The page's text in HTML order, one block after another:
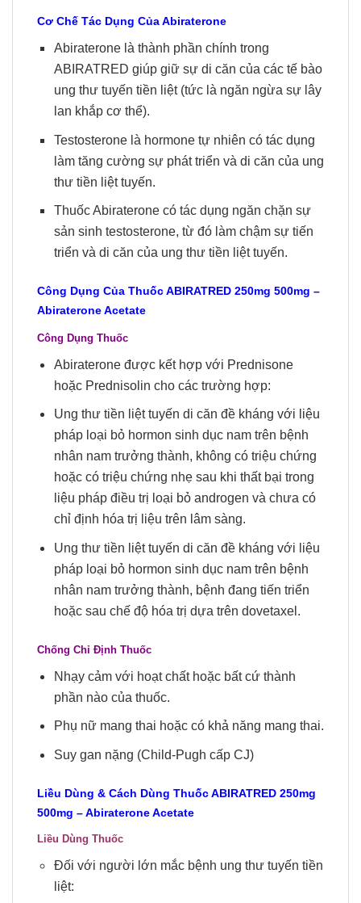
Cơ Chế Tác Dụng Của Abiraterone
Abiraterone là thành phần chính trong
ABIRATRED giúp giữ sự di căn của các tế bào
ung thư tuyến tiền liệt (tức là ngăn ngừa sự lây
lan khắp cơ thể).
Testosterone là hormone tự nhiên có tác dụng
làm tăng cường sự phát triển và di căn của ung
thư tiền liệt tuyến.
Thuốc Abiraterone có tác dụng ngăn chặn sự
sản sinh testosterone, từ đó làm chậm sự tiến
triển và di căn của ung thư tiền liệt tuyến.
Công Dụng Của ThuốcABIRATRED 250mg 500mg –
Abiraterone Acetate
Công Dụng Thuốc
Abiraterone được kết hợp với Prednisone
hoặc Prednisolin cho các trường hợp:
Ung thư tiền liệt tuyến di căn đề kháng với liệu
pháp loại bỏ hormon sinh dục nam trên bệnh
nhân nam trưởng thành, không có triệu chứng
hoặc có triệu chứng nhẹ sau khi thất bại trong
liệu pháp điều trị loại bỏ androgen và chưa có
chỉ định hóa trị liệu trên lâm sàng.
Ung thư tiền liệt tuyến di căn đề kháng với liệu
pháp loại bỏ hormon sinh dục nam trên bệnh
nhân nam trưởng thành, bệnh đang tiến triển
hoặc sau chế độ hóa trị dựa trên dovetaxel.
Chống Chỉ Định Thuốc
Nhạy cảm với hoạt chất hoặc bất cứ thành
phần nào của thuốc.
Phụ nữ mang thai hoặc có khả năng mang thai.
Suy gan nặng (Child-Pugh cấp CJ)
Liều Dùng & Cách Dùng Thuốc ABIRATRED 250mg
500mg – Abiraterone Acetate
Liều Dùng Thuốc
Đối với người lớn mắc bệnh ung thư tuyến tiền
liệt: